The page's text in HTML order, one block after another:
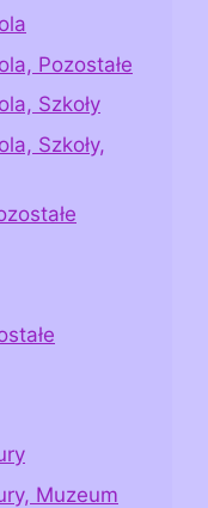
Pozostałe
Szkoły
Szkoły,
Muzeum